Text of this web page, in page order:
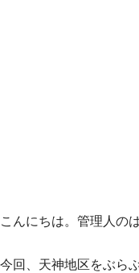
こんにちは。管理人の
今回、天神地区をぶら